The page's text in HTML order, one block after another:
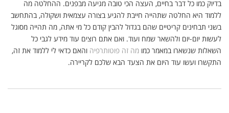
בדיוק כמו כל דבר בחיים, העצה הכי טובה מגיעה מבפנים. ההחלטה מה
ללמוד היא החלטה שתהייה חייבת להגיע בצורה עצמאית ושקולה, בהתחשב
בשני תבחינים קריטיים שהם בגדול להבין קודם כל מי אתה, מה תהייה מסוגל
לעשות יום-יום ולהשאר שמח ועוד. ואם אתם רוצים עוד מידע לגבי כל
השאלות שנשארו במאמר כמו מה זה פוטותרפיה והאם כדאי לי ללמוד את זה,
התקשרו ועשו עוד היום את הצעד הבא שלכם לקריירה.